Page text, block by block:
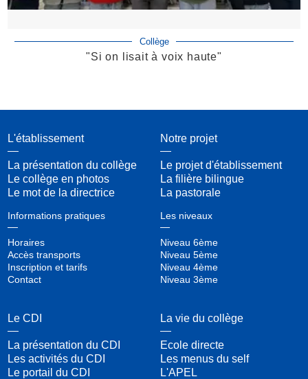
Collège
"Si on lisait à voix haute"
L'établissement
La présentation du collège
Le collège en photos
Le mot de la directrice
Informations pratiques
Horaires
Accès transports
Inscription et tarifs
Contact
Notre projet
Le projet d'établissement
La filière bilingue
La pastorale
Les niveaux
Niveau 6ème
Niveau 5ème
Niveau 4ème
Niveau 3ème
Le CDI
La présentation du CDI
Les activités du CDI
Le portail du CDI
La vie du collège
Ecole directe
Les menus du self
L'APEL